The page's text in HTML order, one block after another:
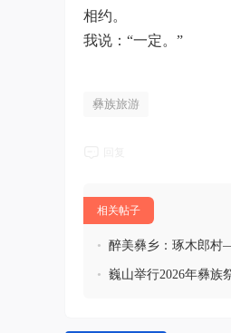
相约。
我说：“一定。”
彝族旅游
相关帖子
• 醉美彝乡：琢木郎
• 巍山举行2026年彝族